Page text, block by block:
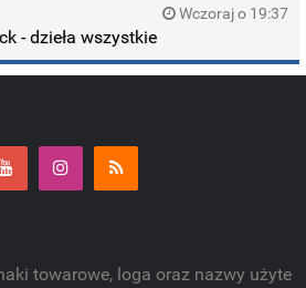
Wczoraj o 19:37
- dzieła wszystkie
towarowe, loga oraz nazwy użyte